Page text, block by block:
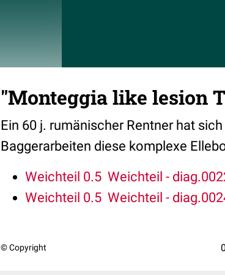
"Monteggia like lesion
Ein 60 j. rumänischer Rentner hat
Baggerarbeiten diese komplexe
Weichteil 0.5 Weichteil -
Weichteil 0.5 Weichteil -
© Copyright